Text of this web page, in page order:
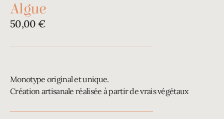
Algue
50,00 €
Monotype original et unique.
Création artisanale réalisée à partir de vrais végétaux